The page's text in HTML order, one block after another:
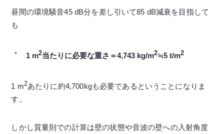
昼間の環境騒音45 dB分を差し引いて85 dB減衰を目指して
も
1 m2当たりに必要な重さ＝4,743 kg/m2≒5 t/m2
1 m2あたりに約4,700kgも必要であるということになりま
す。
しかし質量則での計算は壁の状態や音波の壁への入射角度